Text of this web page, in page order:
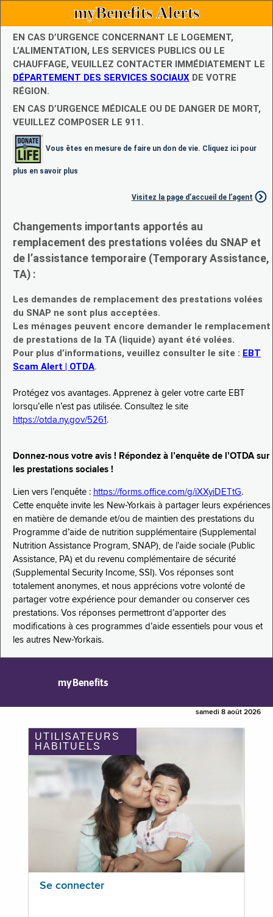
myBenefits Alerts
EN CAS D’URGENCE CONCERNANT LE LOGEMENT,
L’ALIMENTATION, LES SERVICES PUBLICS OU LE
CHAUFFAGE, VEUILLEZ CONTACTER IMMÉDIATEMENT LE
DÉPARTEMENT DES SERVICES SOCIAUX DE VOTRE
RÉGION.
EN CAS D’URGENCE MÉDICALE OU DE DANGER DE MORT,
VEUILLEZ COMPOSER LE 911.
Vous êtes en mesure de faire un don de vie. Cliquez ici pour
plus en savoir plus
Visitez la page d’accueil de l’agent
Changements importants apportés au
remplacement des prestations volées du SNAP et
de l’assistance temporaire (Temporary Assistance,
TA) :
Les demandes de remplacement des prestations volées
du SNAP ne sont plus acceptées.
Les ménages peuvent encore demander le remplacement
de prestations de la TA (liquide) ayant été volées.
Pour plus d’informations, veuillez consulter le site : EBT
Scam Alert | OTDA.
Protégez vos avantages. Apprenez à geler votre carte EBT
lorsqu’elle n’est pas utilisée. Consultez le site
https://otda.ny.gov/5261 .
Donnez-nous votre avis ! Répondez à l’enquête de l’OTDA sur
les prestations sociales !
Lien vers l’enquête : https://forms.office.com/g/iXXyiDETtG.
Cette enquête invite les New-Yorkais à partager leurs expériences
en matière de demande et/ou de maintien des prestations du
Programme d’aide de nutrition supplémentaire (Supplemental
Nutrition Assistance Program, SNAP), de l’aide sociale (Public
Assistance, PA) et du revenu complémentaire de sécurité
(Supplemental Security Income, SSI). Vos réponses sont
totalement anonymes, et nous apprécions votre volonté de
partager votre expérience pour demander ou conserver ces
prestations. Vos réponses permettront d’apporter des
modifications à ces programmes d’aide essentiels pour vous et
les autres New-Yorkais.
myBenefits
samedi 8 août 2026
UTILISATEURS
HABITUELS
Se connecter